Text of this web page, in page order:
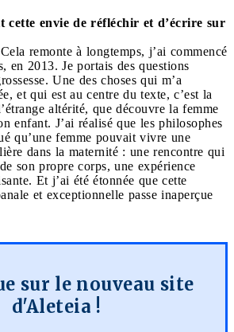
cette envie de réfléchir et d’écrire sur
remonte à longtemps, j’ai commencé
en 2013. Je portais des questions
Une des choses qui m’a
et qui est au centre du texte, c’est la
altérité, que découvre la femme
enfant. J’ai réalisé que les philosophes
qu’une femme pouvait vivre une
dans la maternité : une rencontre qui
son propre corps, une expérience
Et j’ai été étonnée que cette
et exceptionnelle passe inaperçue
sur le nouveau site
d'Aleteia !